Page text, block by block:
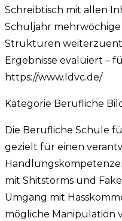
Schreibtisch mit allen
Schuljahr
Strukturen
Ergebnisse evaluiert –
https://www.ldvc.de/
Kategorie Berufliche
Die Berufliche Schule
gezielt für einen
mit Shitstorms und
Umgang mit
mögliche Manipulation